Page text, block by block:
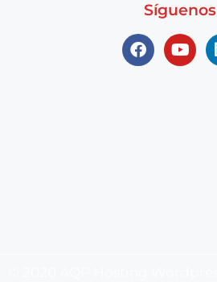
Síguenos